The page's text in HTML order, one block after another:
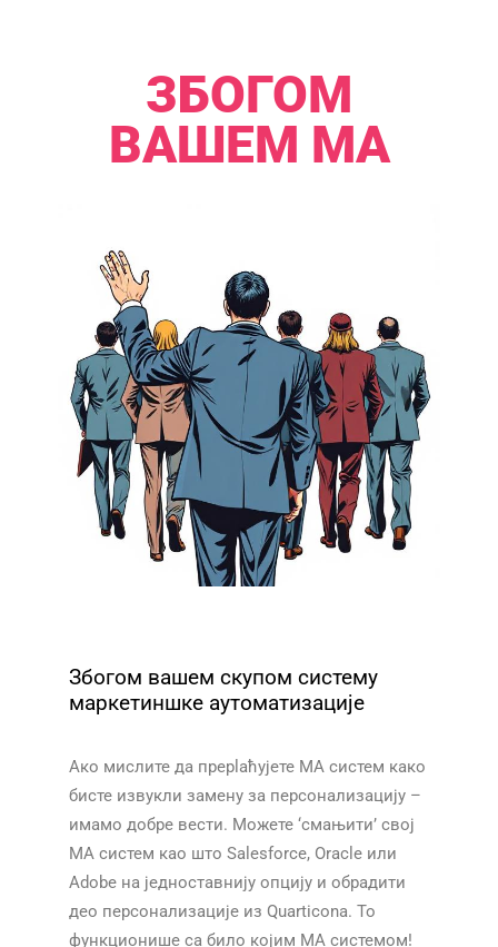
ЗБОГОМ
ВАШЕМ МА​​
Збогом вашем скупом систему
маркетиншке аутоматизације
Aко мислите да преplaћујете MA систем како
бисте извукли замену за персонализацију –
имамо добре вести. Можете ‘смањити’ свој
MA систем као што Salesforce, Oracle или
Adobe на једноставнију опцију и обрадити
део персонализације из Quarticonа. То
функционише са било којим MA системом!